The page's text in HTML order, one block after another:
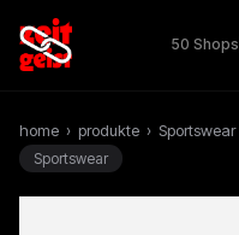
50 Shops
home › produkte › Sportswear
Sportswear